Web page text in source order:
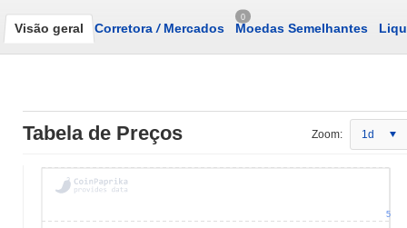
Visão geral Corretora /Mercados
0
Moedas Semelhantes
Tabela de Preços Zoom: 1d
5